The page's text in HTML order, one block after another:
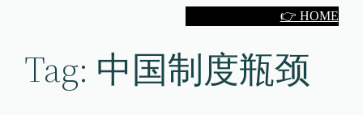
👉 HOME
Tag: 中国制度瓶颈